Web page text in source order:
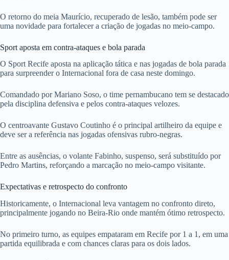
O retorno do meia Maurício, recuperado de lesão, também pode ser
uma novidade para fortalecer a criação de jogadas no meio-campo.
Sport aposta em contra-ataques e bola parada
O Sport Recife aposta na aplicação tática e nas jogadas de bola parada
para surpreender o Internacional fora de casa neste domingo.
Comandado por Mariano Soso, o time pernambucano tem se destacado
pela disciplina defensiva e pelos contra-ataques velozes.
O centroavante Gustavo Coutinho é o principal artilheiro da equipe e
deve ser a referência nas jogadas ofensivas rubro-negras.
Entre as ausências, o volante Fabinho, suspenso, será substituído por
Pedro Martins, reforçando a marcação no meio-campo visitante.
Expectativas e retrospecto do confronto
Historicamente, o Internacional leva vantagem no confronto direto,
principalmente jogando no Beira-Rio onde mantém ótimo retrospecto.
No primeiro turno, as equipes empataram em Recife por 1 a 1, em uma
partida equilibrada e com chances claras para os dois lados.